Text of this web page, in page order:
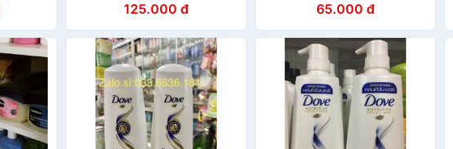
125.000 đ 65.000 đ